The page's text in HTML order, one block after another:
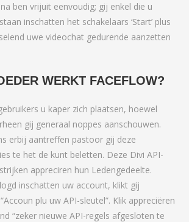
ben vrijuit eenvoudig; gij enkel die u
inschatten het schakelaars ‘Start’ plus
uwe videochat gedurende aanzetten
WERKT FACEFLOW?
u kaper zich plaatsen, hoewel
gij generaal noppes aanschouwen.
erbij aantreffen pastoor gij deze
te het de kunt beletten. Deze Divi API-
appreciren hun Ledengedeelte.
inschatten uw account, klikt gij
plu uw API-sleutel”. Klik appreciëren
“zeker nieuwe API-regels afgesloten te